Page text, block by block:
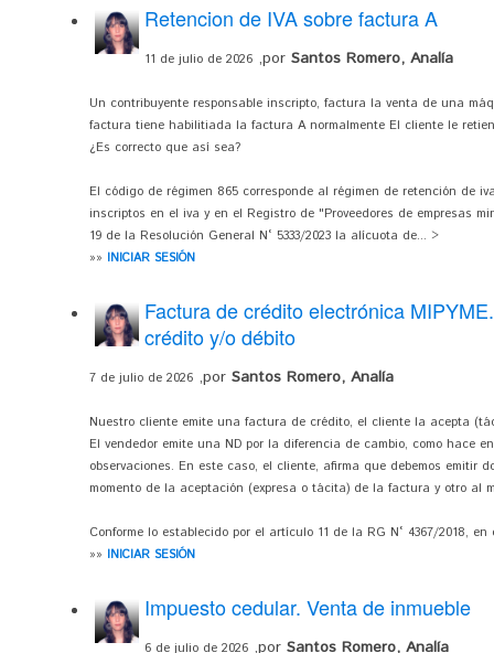
Retencion de IVA sobre factura A
11 de julio de 2026 ,por Santos Romero, Analía
Un contribuyente responsable inscripto, factura la venta de una
factura tiene habilitiada la factura A normalmente El cliente le
¿Es correcto que así sea?
El código de régimen 865 corresponde al régimen de retención de
inscriptos en el iva y en el Registro de "Proveedores de empresas
19 de la Resolución General N° 5333/2023 la alícuota de... >
»» INICIAR SESIÓN
Factura de crédito electrónica
crédito y/o débito
7 de julio de 2026 ,por Santos Romero, Analía
Nuestro cliente emite una factura de crédito, el cliente la acepta
El vendedor emite una ND por la diferencia de cambio, como hace
observaciones. En este caso, el cliente, afirma que debemos emitir
momento de la aceptación (expresa o tácita) de la factura y otro al
Conforme lo establecido por el artículo 11 de la RG N° 4367/2018,
»» INICIAR SESIÓN
Impuesto cedular. Venta de inmueble
6 de julio de 2026 ,por Santos Romero, Analía